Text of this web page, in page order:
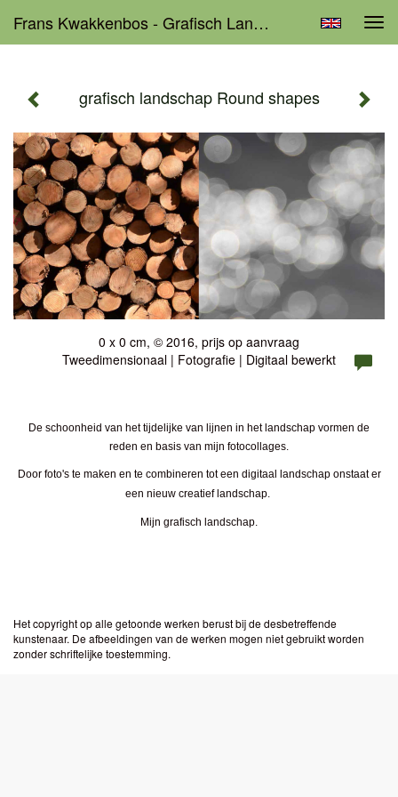
Frans Kwakkenbos - Grafisch Landschap Round Shapes
grafisch landschap Round shapes
0 x 0 cm, © 2016, prijs op aanvraag
Tweedimensionaal | Fotografie | Digitaal bewerkt
De schoonheid van het tijdelijke van lijnen in het landschap vormen de
reden en basis van mijn fotocollages.
Door foto's te maken en te combineren tot een digitaal landschap onstaat er
een nieuw creatief landschap.
Mijn grafisch landschap.
Het copyright op alle getoonde werken berust bij de desbetreffende
kunstenaar. De afbeeldingen van de werken mogen niet gebruikt worden
zonder schriftelijke toestemming.